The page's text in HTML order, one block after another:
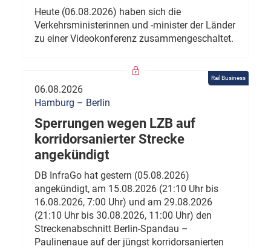
Heute (06.08.2026) haben sich die
Verkehrsministerinnen und -minister der Länder
zu einer Videokonferenz zusammengeschaltet.
Rail Business
06.08.2026
Hamburg – Berlin
Sperrungen wegen LZB auf
korridorsanierter Strecke
angekündigt
DB InfraGo hat gestern (05.08.2026)
angekündigt, am 15.08.2026 (21:10 Uhr bis
16.08.2026, 7:00 Uhr) und am 29.08.2026
(21:10 Uhr bis 30.08.2026, 11:00 Uhr) den
Streckenabschnitt Berlin-Spandau –
Paulinenaue auf der jüngst korridorsanierten